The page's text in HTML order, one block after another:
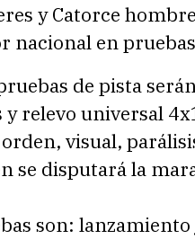
y Catorce
nacional en
de pista
relevo universal
visual,
se disputará la
son: